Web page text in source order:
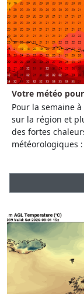
Votre météo
Pour la semaine
sur la région et
des fortes
météorologiques